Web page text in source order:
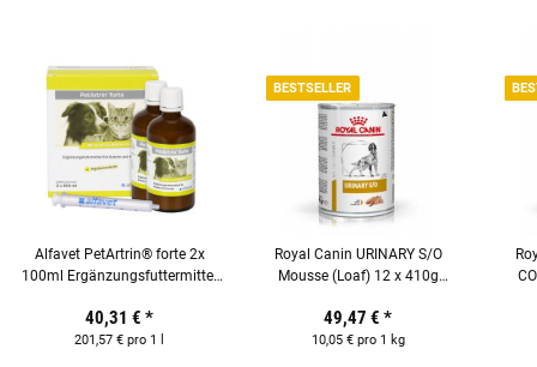
Alfavet PetArtrin® forte 2x
100ml Ergänzungsfuttermittel
40,31 € *
201,57 € pro 1 l
BESTSELLER
Royal Canin URINARY S/O
Mousse (Loaf) 12 x 410g
49,47 € *
10,05 € pro 1 kg